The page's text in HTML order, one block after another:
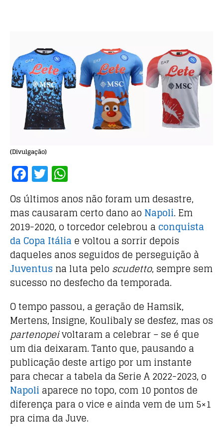
(Divulgação)
F
a
c
e
b
o
o
k
T
w
it
te
r
h
at
s
A
p
p
Os últimos anos não foram um desastre,
mas causaram certo dano ao Napoli. Em
2019-2020, o torcedor celebrou a conquista
da Copa Itália e voltou a sorrir depois
daqueles anos seguidos de perseguição à
Juventus na luta pelo scudetto, sempre sem
sucesso no desfecho da temporada.
O tempo passou, a geração de Hamsik,
Mertens, Insigne, Koulibaly se desfez, mas os
partenopeivoltaram a celebrar – se é que
um dia deixaram. Tanto que, pausando a
publicação deste artigo por um instante
para checar a tabela da Serie A 2022-2023, o
Napoli aparece no topo, com 10 pontos de
diferença para o vice e ainda vem de um 5×1
pra cima da Juve.